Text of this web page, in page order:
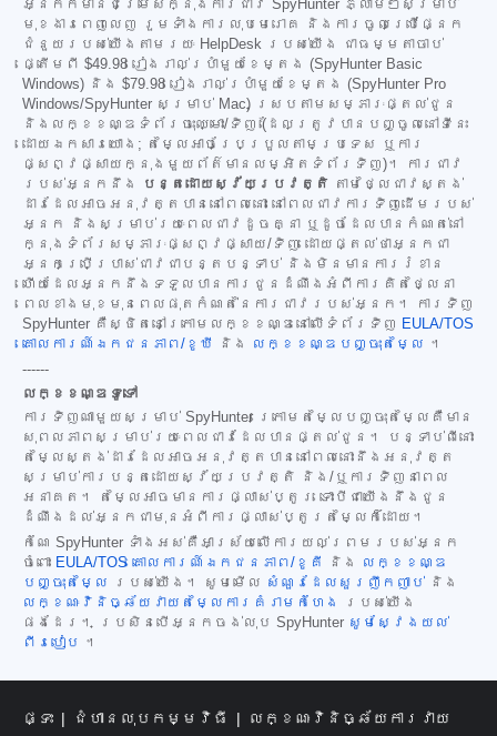
អ្នកក៏មានជម្រើសក្នុងការជាវ SpyHunter ភ្លាមៗសម្រាប់
មុខងារពេញលេញ រួមទាំងការលុបមេរោគ និងការចូលប្រើផ្នែក
ជំនួយរបស់យើងតាមរយៈ HelpDesk របស់យើង ជាធម្មតាចាប់
ផ្តើមពី $49.98 រៀងរាល់ប្រាំមួយខែម្តង (SpyHunter Basic
Windows) និង $79.98 រៀងរាល់ប្រាំមួយខែម្តង (SpyHunter Pro
Windows/SpyHunter សម្រាប់ Mac) ស្របតាមសម្ភារៈផ្តល់ជូន
និងលក្ខខណ្ឌទំព័រចុះឈ្មោះ/ទិញ (ដែលត្រូវបានបញ្ចូលនៅទីនេះ
ដោយឯកសារយោង; តម្លៃអាចប្រែប្រួលតាមប្រទេស ឬការ
ផ្សព្វផ្សាយក្នុងមួយព័ត៌មានលម្អិតទំព័រទិញ)។ ការជាវ
របស់អ្នកនឹង
បន្តដោយស្វ័យប្រវត្តិ តាមថ្លៃជាវស្តង់
ដារដែលអាចអនុវត្តបាននៅពេលនោះ នៅពេលជាវការទិញដើមរបស់
អ្នក និងសម្រាប់រយៈពេលជាវដូចគ្នា ឬដូចដែលបានកំណត់នៅ
ក្នុងទំព័រសម្ភារៈផ្សព្វផ្សាយ/ទិញ ដោយផ្តល់ថាអ្នកជា
អ្នកប្រើប្រាស់ជាវជាបន្តបន្ទាប់ និងមិនមានការរំខាន
ហើយដែលអ្នកនឹងទទួលបានការជូនដំណឹងអំពីការគិតថ្លៃនា
ពេលខាងមុខមុនពេលផុតកំណត់នៃការជាវរបស់អ្នក។ ការទិញ
SpyHunter គឺស្ថិតនៅក្រោមលក្ខខណ្ឌនៅលើទំព័រទិញ EULA/TOS
គោលការណ៍ឯកជនភាព/ខូឃី
និង លក្ខខណ្ឌបញ្ចុះតម្លៃ ។
------
លក្ខខណ្ឌទូទៅ
ការទិញណាមួយសម្រាប់ SpyHunter ក្រោមតម្លៃបញ្ចុះតម្លៃគឺមាន
សុពលភាពសម្រាប់រយៈពេលជាវដែលបានផ្តល់ជូន។ បន្ទាប់ពីនោះ
តម្លៃស្តង់ដារដែលអាចអនុវត្តបាននៅពេលនោះនឹងអនុវត្ត
សម្រាប់ការបន្តដោយស្វ័យប្រវត្តិ និង/ឬការទិញនាពេល
អនាគត។ តម្លៃអាចមានការផ្លាស់ប្តូរ ទោះបីជាយើងនឹងជូន
ដំណឹងដល់អ្នកជាមុនអំពីការផ្លាស់ប្តូរតម្លៃក៏ដោយ។
កំណែ SpyHunter ទាំងអស់គឺអាស្រ័យលើការយល់ព្រមរបស់អ្នក
ចំពោះ EULA/TOS គោលការណ៍ឯកជនភាព/ខូគី និង
លក្ខខណ្ឌ
បញ្ចុះតម្លៃ
របស់យើង។ សូមមើល សំណួរដែលសួរញឹកញាប់ និង
លក្ខណៈវិនិច្ឆ័យវាយតម្លៃការគំរាមកំហែង
របស់យើង
ផងដែរ។ ប្រសិនបើអ្នកចង់លុប SpyHunter សូមស្វែងយល់
ពីរបៀប ។
ផ្ទះ ជំហានលុបកម្មវិធី លក្ខណៈវិនិច្ឆ័យការវាយ